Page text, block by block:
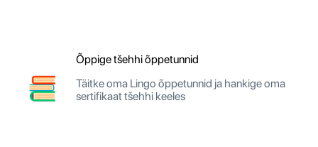
Õppige tšehhi õppetunnid
Täitke oma Lingo õppetunnid ja hankige oma
sertifikaat tšehhi keeles